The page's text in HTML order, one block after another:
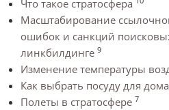
Что такое стратосфера
Масштабирование
ошибок и санкций
линкбилдинге 9
Изменение температуры
Как выбрать посуду для дома
Полеты в стратосфере 7